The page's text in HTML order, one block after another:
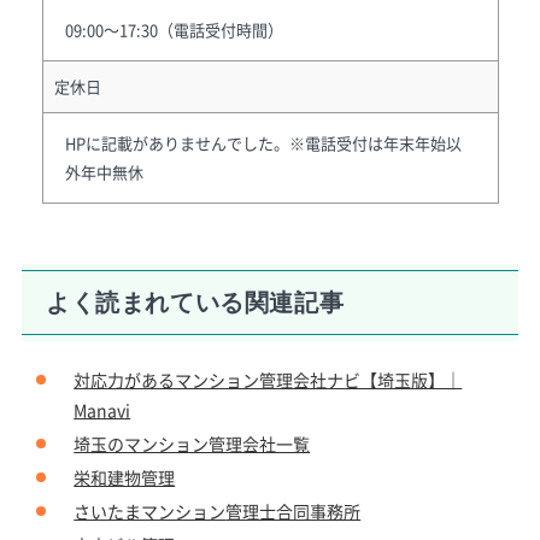
09:00～17:30（電話受付時間）
定休日
HPに記載がありませんでした。※電話受付は年末年始以
外年中無休
よく読まれている関連記事
対応力があるマンション管理会社ナビ【埼玉版】｜
Manavi
埼玉のマンション管理会社一覧
栄和建物管理
さいたまマンション管理士合同事務所